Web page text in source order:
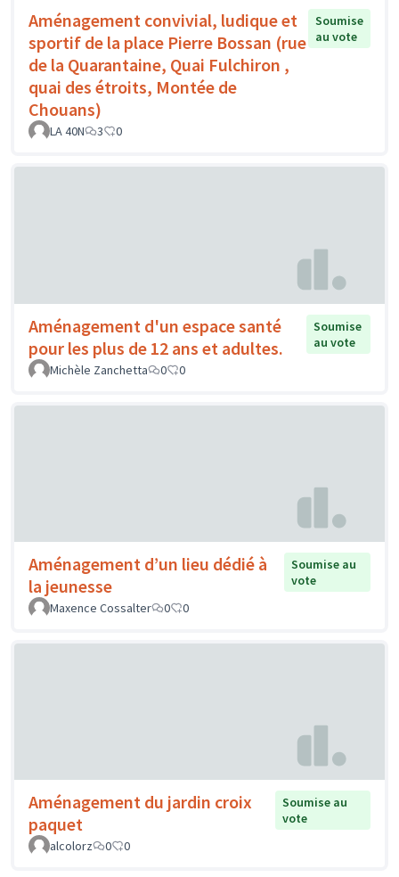
Aménagement convivial, ludique et
sportif de la place Pierre Bossan (rue
de la Quarantaine, Quai Fulchiron ,
quai des étroits, Montée de
Chouans)
Soumise
au vote
LA 40N 3 0
Aménagement d'un espace santé
pour les plus de 12 ans et adultes.
Soumise
au vote
Michèle Zanchetta
0 0
Aménagement d’un lieu dédié à
la jeunesse
Soumise au
vote
Maxence Cossalter
0 0
Aménagement du jardin croix
paquet
Soumise au
vote
alcolorz
0 0